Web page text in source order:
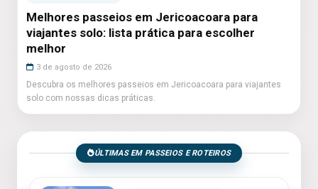
Melhores passeios em Jericoacoara para
viajantes solo: lista prática para escolher
melhor
3 de agosto de 2026
Descubra os melhores passeios em Jericoacoara para viajantes
solo com nossas dicas práticas.
ÚLTIMAS EM PASSEIOS E ROTEIROS